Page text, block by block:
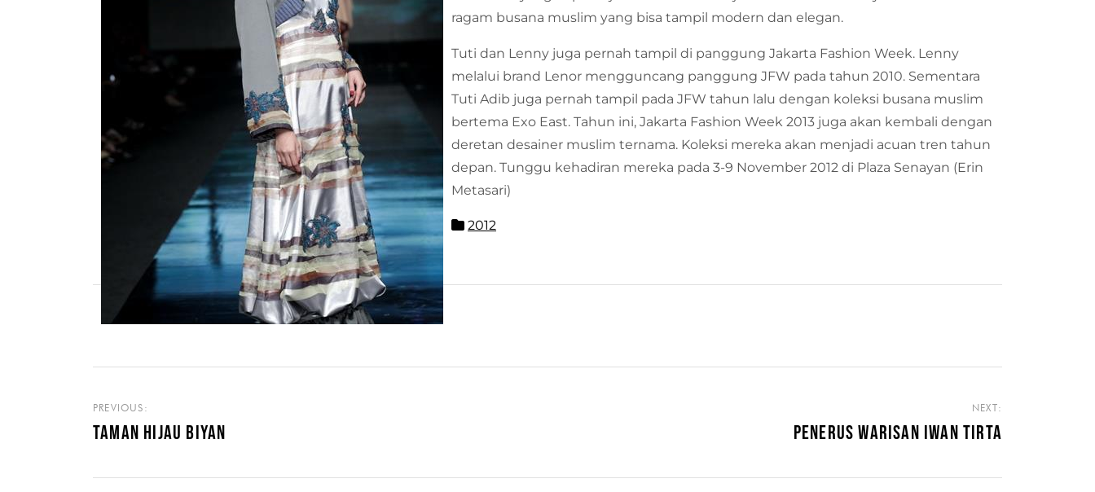
ragam busana muslim yang bisa tampil modern dan elegan.
Tuti dan Lenny juga pernah tampil di panggung Jakarta Fashion Week. Lenny
melalui brand Lenor mengguncang panggung JFW pada tahun 2010. Sementara
Tuti Adib juga pernah tampil pada JFW tahun lalu dengan koleksi busana muslim
bertema Exo East. Tahun ini, Jakarta Fashion Week 2013 juga akan kembali dengan
deretan desainer muslim ternama. Koleksi mereka akan menjadi acuan tren tahun
depan. Tunggu kehadiran mereka pada 3-9 November 2012 di Plaza Senayan (Erin
Metasari)
2012
PREVIOUS:
TAMAN HIJAU BIYAN
NEXT:
PENERUS WARISAN IWAN TIRTA